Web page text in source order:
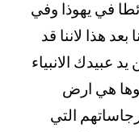
في يهوذا وفي
بعد هذا لاننا قد
عبيدك الانبياء
هي ارض
التي